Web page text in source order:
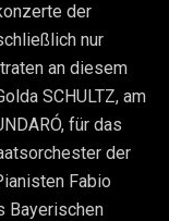
der
nur
an diesem
SCHULTZ, am
für das
der
Fabio
Bayerischen